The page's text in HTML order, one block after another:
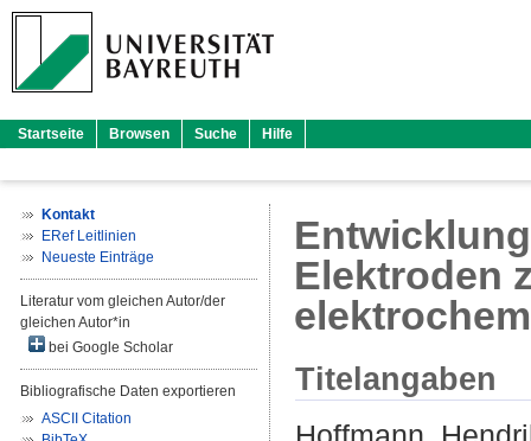
Startseite Browsen Suche Hilfe
Kontakt
ERef Leitlinien
Neueste Einträge
Literatur vom gleichen Autor/der
gleichen Autor*in
bei Google Scholar
Bibliografische Daten exportieren
ASCII Citation
Elektroden
Titelangaben